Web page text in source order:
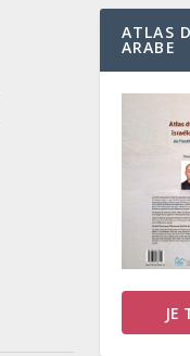
ATLAS
ARABE
JE